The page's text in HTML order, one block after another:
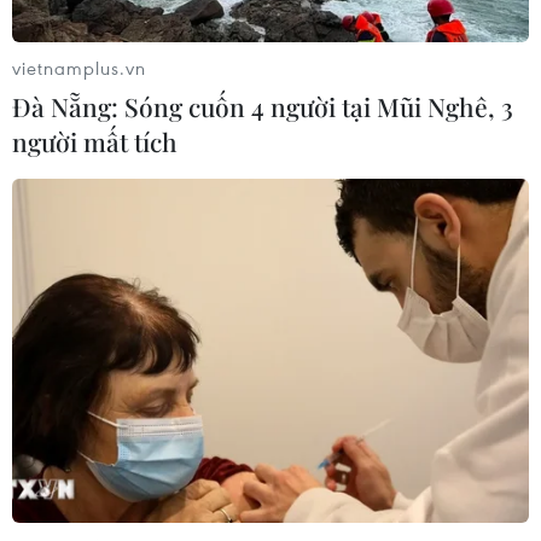
Hội chợ Quà tặng & Đồ gia dụng lớn nhất
Châu Á đã chính thức được khai mạc vào
ngày hôm nay tại Thâm Quyến
20/10/2024 08:06
vietnamplus.vn
Đà Nẵng: Sóng cuốn 4 người tại Mũi Nghê, 3
người mất tích